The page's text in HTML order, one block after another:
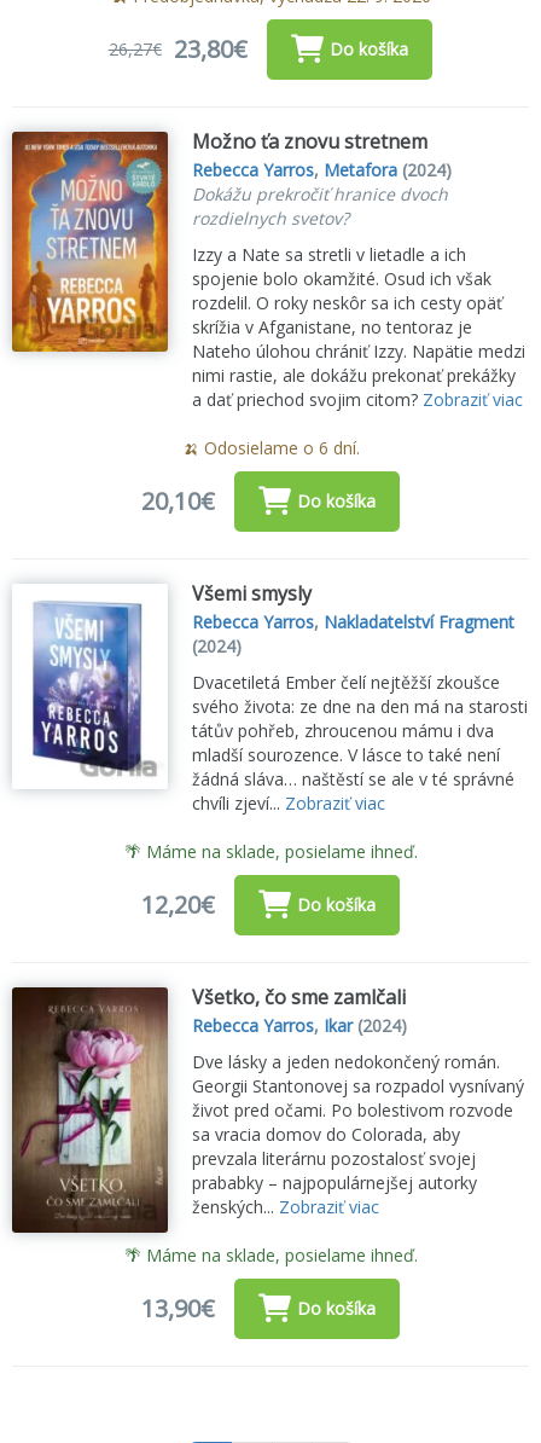
26,27€ 23,80€ Do košíka
Možno ťa znovu stretnem
Rebecca Yarros, Metafora (2024)
Dokážu prekročiť hranice dvoch
rozdielnych svetov?
Izzy a Nate sa stretli v lietadle a ich
spojenie bolo okamžité. Osud ich však
rozdelil. O roky neskôr sa ich cesty opäť
skrížia v Afganistane, no tentoraz je
Nateho úlohou chrániť Izzy. Napätie medzi
nimi rastie, ale dokážu prekonať prekážky
a dať priechod svojim citom? Zobraziť viac
🍌 Odosielame o 6 dní.
20,10€ Do košíka
Všemi smysly
Rebecca Yarros, Nakladatelství Fragment
(2024)
Dvacetiletá Ember čelí nejtěžší zkoušce
svého života: ze dne na den má na starosti
tátův pohřeb, zhroucenou mámu i dva
mladší sourozence. V lásce to také není
žádná sláva… naštěstí se ale v té správné
chvíli zjeví... Zobraziť viac
🌴 Máme na sklade, posielame ihneď.
12,20€ Do košíka
Všetko, čo sme zamlčali
Rebecca Yarros, Ikar(2024)
Dve lásky a jeden nedokončený román.
Georgii Stantonovej sa rozpadol vysnívaný
život pred očami. Po bolestivom rozvode
sa vracia domov do Colorada, aby
prevzala literárnu pozostalosť svojej
prababky – najpopulárnejšej autorky
ženských... Zobraziť viac
🌴 Máme na sklade, posielame ihneď.
13,90€ Do košíka